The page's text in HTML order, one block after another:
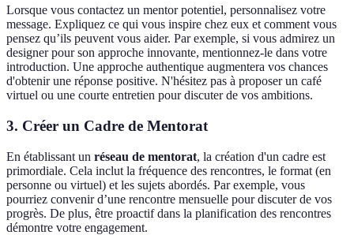
Lorsque vous contactez un mentor potentiel, personnalisez votre
message. Expliquez ce qui vous inspire chez eux et comment vous
pensez qu’ils peuvent vous aider. Par exemple, si vous admirez un
designer pour son approche innovante, mentionnez-le dans votre
introduction. Une approche authentique augmentera vos chances
d'obtenir une réponse positive. N'hésitez pas à proposer un café
virtuel ou une courte entretien pour discuter de vos ambitions.
3. Créer un Cadre de Mentorat
En établissant un réseau de mentorat, la création d'un cadre est
primordiale. Cela inclut la fréquence des rencontres, le format (en
personne ou virtuel) et les sujets abordés. Par exemple, vous
pourriez convenir d’une rencontre mensuelle pour discuter de vos
progrès. De plus, être proactif dans la planification des rencontres
démontre votre engagement.